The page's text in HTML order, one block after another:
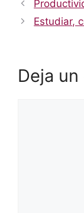
Estudiar,
Deja